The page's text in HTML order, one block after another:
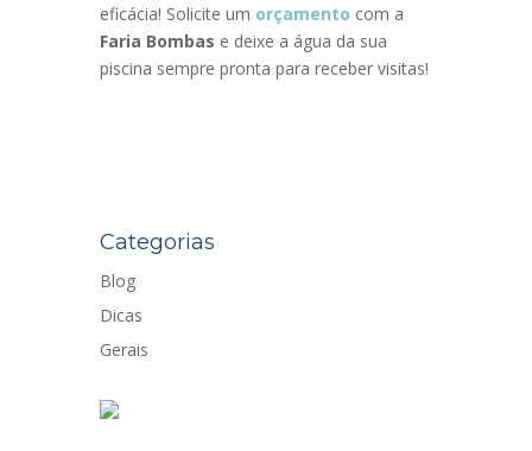
eficácia! Solicite um orçamento com a
Faria Bombas e deixe a água da sua
piscina sempre pronta para receber visitas!
Categorias
Blog
Dicas
Gerais